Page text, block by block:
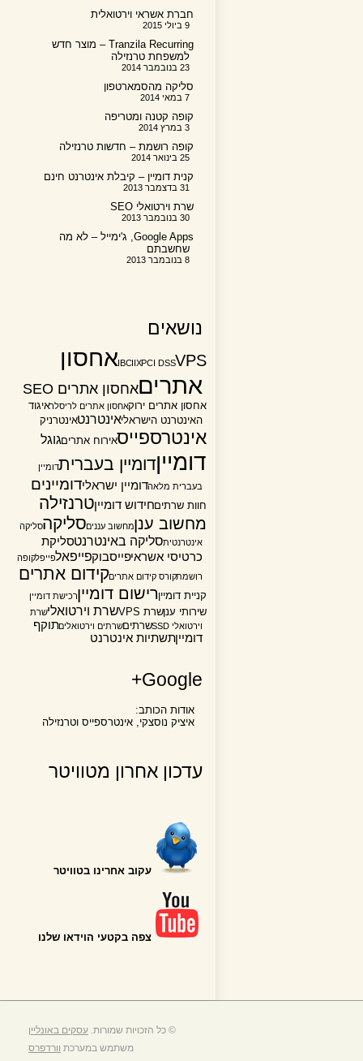
חברת אשראי וירטואלית
Tranzila Recurring – מוצר חדש
למשפחת טרנזילה
סליקה מהסמארטפון
קופה קטנה ומטריפה
קופה רושמת – חדשות טרנזילה
קנית דומיין – קיבלת אינטרנט חינם
שרת וירטואלי SEO
Google Apps, ג'ימייל – לא מה
שחשבתם
נושאים
IBCIIXPCI DSSVPS
אחסון
אתריםאחסון אתרים SEO
אחסון אתרים ירוק אחסון אתרים לריסלראיגוד
האינטרנט הישראליאינטרנטאינטרניק
אינטרספייס אירוח אתריםגוגל
דומייןדומיין בעבריתדומיין
בעברית מלאהדומיין ישראלידומיינים
חוות שרתיםחידוש דומייןטרנזילה
מחשוב ענןמחשוב ענניםסליקהסליקה
אינטרנטיתסליקה באינטרנטסליקת
כרטיסי אשראיפייסבוקפייפאלפייפלקופה
רושמתקורס קידום אתריםקידום אתרים
קניית דומייןרישום דומייןרכישת דומיין
שירותי ענןשרת VPS שרת וירטואלישרת
וירטואלי SSD
שרתיםשרתים וירטואליםתוקף
דומייןתשתיות אינטרנט
Google+
אודות הכותב:
איציק נוסצקי, אינטרספייס וטרנזילה
עדכון אחרון מטוויטר
עקוב אחרינו בטוויטר
צפה בקטעי הוידאו שלנו
© כל הזכויות שמורות.עסקים באונליין
משתמש במערכתוורדפרס